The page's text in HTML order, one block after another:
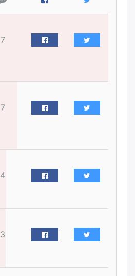
Барилгын салбарын 100
Монгол Улсад 162 вагон - 9720
тонн АИ-92 орж иржээ
Jade Gas: 1.1 тэрбум австрали
эцсийн гэрээг есдүгээр сард
байгуулбал Тавантолгойн
метан хийн үйлдвэрлэлийн
Ханын материалд эхний
ээлжийн 6 блок орон сууцны
өчигдѳр
7
7
4
3